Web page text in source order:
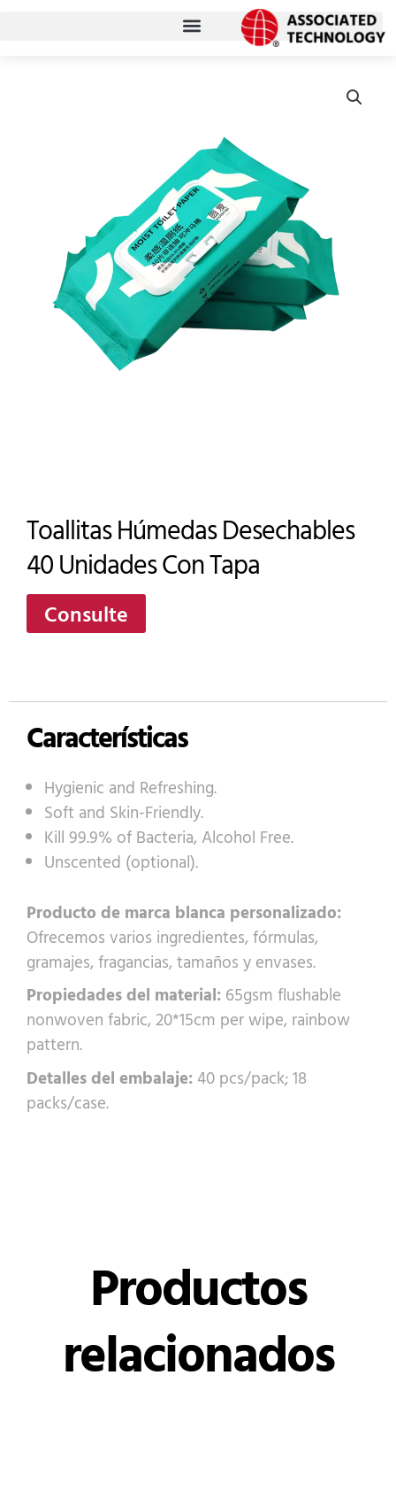
Toallitas Húmedas Desechables
40 Unidades Con Tapa
Consulte
Características
Hygienic and Refreshing.
Soft and Skin-Friendly.
Kill 99.9% of Bacteria, Alcohol Free.
Unscented (optional).
Producto de marca blanca personalizado:
Ofrecemos varios ingredientes, fórmulas,
gramajes, fragancias, tamaños y envases.
Propiedades del material: 65gsm flushable
nonwoven fabric, 20*15cm per wipe, rainbow
pattern.
Detalles del embalaje: 40 pcs/pack; 18
packs/case.
Productos
relacionados